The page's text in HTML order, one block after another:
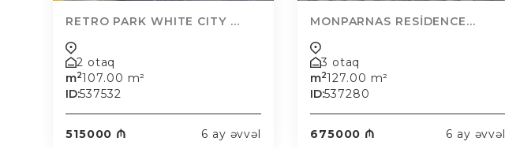
RETRO PARK WHITE CITY ...
2 otaq
m2107.00 m²
ID:537532
515000 ₼ 6 ay əvvəl
MONPARNAS RESİDENCE...
3 otaq
m2127.00 m²
ID:537280
675000 ₼ 6 ay əvvəl